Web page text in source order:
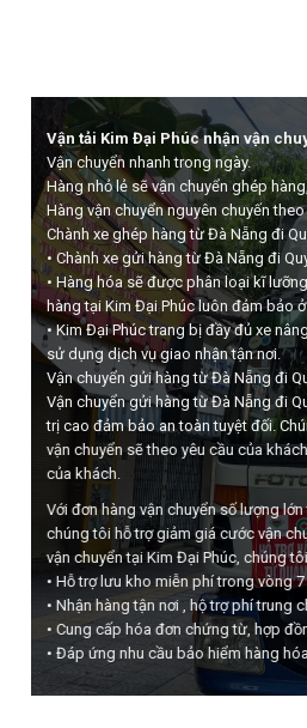
Vận tải Kim Đại Phúc nhận vận
Vận chuyển nhanh trong ngày.
Hàng nhỏ lẻ sẽ vận chuyển ghép hàng,
Hàng vận chuyển nguyên chuyến
Chành xe ghép hàng từ Đà Nẵng đi
• Chành xe gửi hàng từ Đà Nẵng đi
• Hàng hóa sẽ được phân loại kĩ
hàng tại Kim Đại Phúc luôn đảm bảo
• Kim Đại Phúc trang bị đầy đủ xe
sử dụng dịch vụ giao nhận tận nơi.
Vận chuyển gửi hàng từ Đà Nẵng đi
Vận chuyển gửi hàng từ Đà Nẵng đi
trị cao đảm bảo an toàn tuyệt đối.
vận chuyển sẽ theo yêu cầu của
của khách.
Với đơn hàng vận chuyển số lượng
chúng tôi hỗ trợ giảm giá cước vận
vận chuyển tại Kim Đại Phúc, chúng
• Hỗ trợ lưu kho miễn phí trong vòng
• Nhận hàng tận nơi , hộ trợ phí trung
• Cung cấp hóa đơn chứng từ, hợp
• Đáp ứng nhu cầu bảo hiểm hàng